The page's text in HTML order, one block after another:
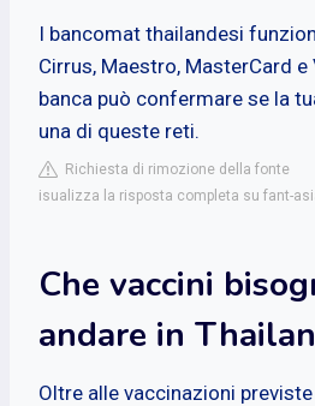
I bancomat thailandesi
Cirrus, Maestro, MasterCard e
banca può confermare se la
una di queste reti.
Richiesta di rimozione della fonte
isualizza la risposta completa su fant-
Che vaccini
andare in
Oltre alle vaccinazioni